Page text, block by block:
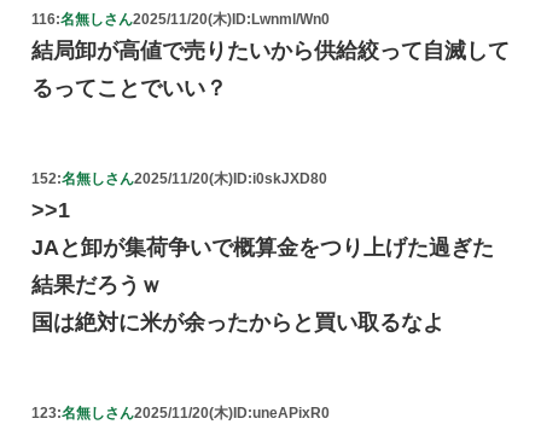
116:名無しさん2025/11/20(木) ID:Lwnml/Wn0
結局卸が高値で売りたいから供給絞って自滅して
るってことでいい？
152:名無しさん2025/11/20(木) ID:i0skJXD80
>>1
JAと卸が集荷争いで概算金をつり上げた過ぎた
結果だろうｗ
国は絶対に米が余ったからと買い取るなよ
123:名無しさん2025/11/20(木)ID:uneAPixR0